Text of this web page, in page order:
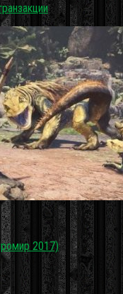
2017)